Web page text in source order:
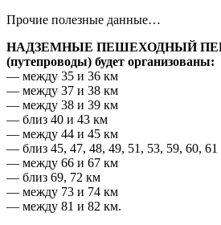
Прочие полезные данные…
НАДЗЕМНЫЕ ПЕШЕХОДНЫЙ
(путепроводы) будет организованы:
— между 35 и 36 км
— между 37 и 38 км
— между 38 и 39 км
— близ 40 и 43 км
— между 44 и 45 км
— близ 45, 47, 48, 49, 51, 53, 59, 60,
— между 66 и 67 км
— близ 69, 72 км
— между 73 и 74 км
— между 81 и 82 км.